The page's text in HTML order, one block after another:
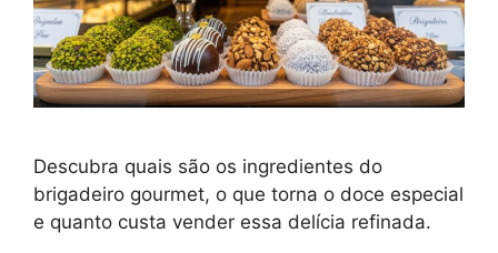
Descubra quais são os ingredientes do
brigadeiro gourmet, o que torna o doce especial
e quanto custa vender essa delícia refinada.